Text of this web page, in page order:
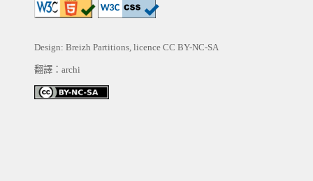
Design: Breizh Partitions, licence CC BY-NC-SA
翻譯：archi